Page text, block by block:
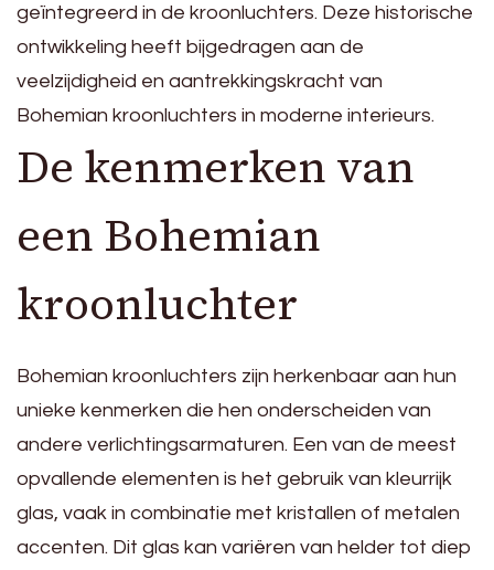
geïntegreerd in de kroonluchters. Deze historische
ontwikkeling heeft bijgedragen aan de
veelzijdigheid en aantrekkingskracht van
Bohemian kroonluchters in moderne interieurs.
De kenmerken van
een Bohemian
kroonluchter
Bohemian kroonluchters zijn herkenbaar aan hun
unieke kenmerken die hen onderscheiden van
andere verlichtingsarmaturen. Een van de meest
opvallende elementen is het gebruik van kleurrijk
glas, vaak in combinatie met kristallen of metalen
accenten. Dit glas kan variëren van helder tot diep